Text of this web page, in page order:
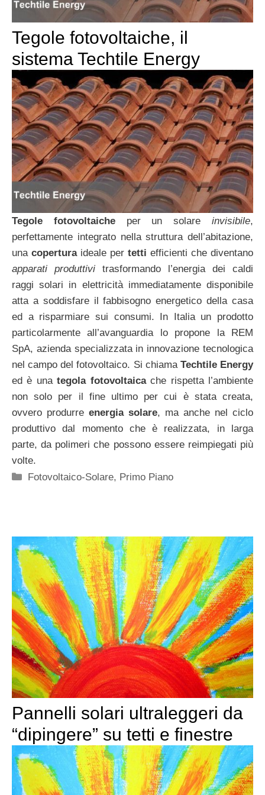
Tegole fotovoltaiche, il
sistema Techtile Energy
Tegole fotovoltaicheper un solareinvisibile,
perfettamente integrato nella struttura dell’abitazione,
una coperturaideale per tetti efficienti che diventano
apparati produttivi trasformando l’energia dei caldi
raggi solari in elettricità immediatamente disponibile
atta a soddisfare il fabbisogno energetico della casa
ed a risparmiare sui consumi. In Italia un prodotto
particolarmente all’avanguardia lo propone la REM
SpA, azienda specializzata in innovazione tecnologica
nel campo del fotovoltaico. Si chiama Techtile Energy
ed è unategola fotovoltaicache rispetta l’ambiente
non solo per il fine ultimo per cui è stata creata,
ovvero produrre energia solare, ma anche nel ciclo
produttivo dal momento che è realizzata, in larga
parte, da polimeri che possono essere reimpiegati più
volte.
Categorie
Fotovoltaico-Solare, Primo Piano
Pannelli solari ultraleggeri da
“dipingere” su tetti e finestre